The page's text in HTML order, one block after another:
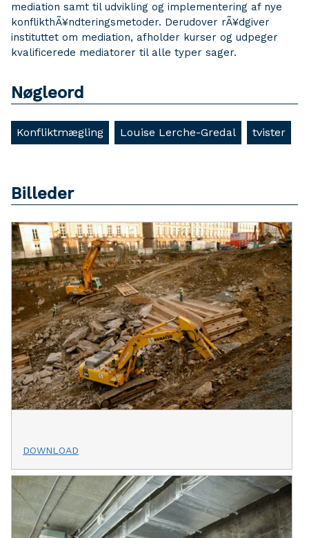
mediation samt til udvikling og implementering af nye
konflikthÃ¥ndteringsmetoder. Derudover rÃ¥dgiver
instituttet om mediation, afholder kurser og udpeger
kvalificerede mediatorer til alle typer sager.
Nøgleord
Konfliktmægling Louise Lerche-Gredal tvister
Billeder
DOWNLOAD